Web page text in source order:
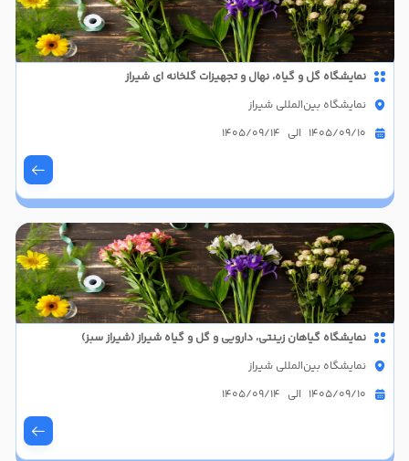
نمایشگاه گل و گیاه، نهال و تجهیزات گلخانه ای شیراز
نمایشگاه بین‌المللی شیراز
1405/09/10 الی 1405/09/14
نمایشگاه گیاهان زینتی، دارویی و گل و گیاه شیراز (شیراز سبز)
نمایشگاه بین‌المللی شیراز
1405/09/10 الی 1405/09/14